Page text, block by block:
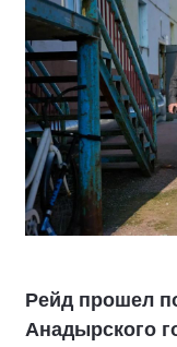
Рейд прошел
Анадырского